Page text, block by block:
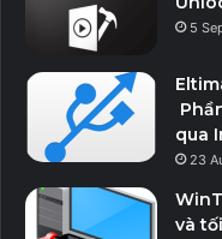
5
qua
23
và